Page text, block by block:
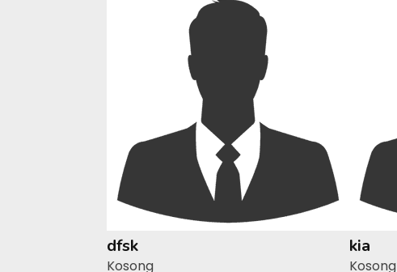
dfsk
Kosong
kia
Kosong